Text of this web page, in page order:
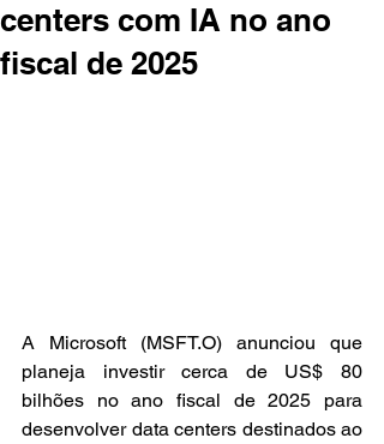
centers com IA no ano
fiscal de 2025
A Microsoft (MSFT.O) anunciou que
planeja investir cerca de US$ 80
bilhões no ano fiscal de 2025 para
desenvolver data centers destinados ao